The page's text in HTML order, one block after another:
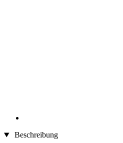
Beschreibung